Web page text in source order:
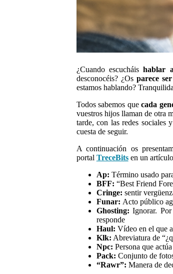
¿Cuando escucháishablar
desconocéis? ¿Osparece
estamos hablando?
Todos sabemos quecada
vuestros hijos llaman de otra
tarde, con las redes sociales
cuesta de seguir.
A continuación os
portal TreceBitsen un
Ap: Término usado
BFF: “Best Friend
Cringe: sentir
Funar: Acto público
Ghosting:Ignorar.
responde
Haul: Vídeo en el que
Klk: Abreviatura de
Npc: Persona que
Pack: Conjunto de
“Rawr”: Manera de